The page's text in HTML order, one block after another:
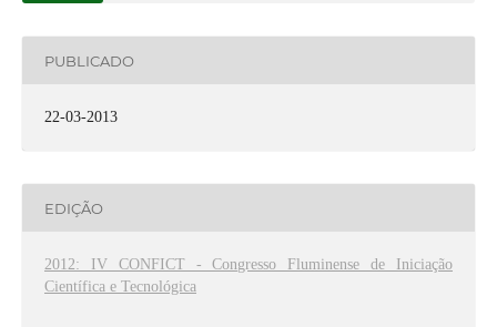
PUBLICADO
22-03-2013
EDIÇÃO
2012: IV CONFICT - Congresso Fluminense de Iniciação
Científica e Tecnológica